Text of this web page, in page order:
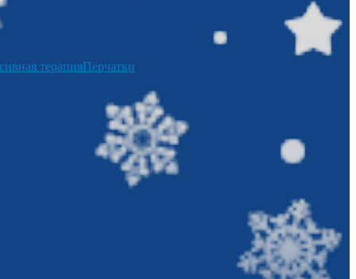
терапияПерчатки